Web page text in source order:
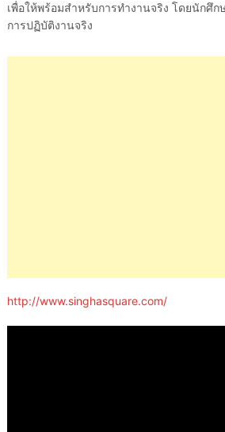
เพื่อให้พร้อมสำหรับการทำงานจริง โดยนักศึ
การปฏิบัติงานจริง
http://www.singhasquare.com/